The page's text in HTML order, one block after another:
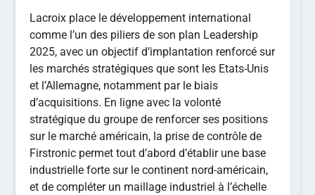
Lacroix place le développement international
comme l’un des piliers de son plan Leadership
2025, avec un objectif d’implantation renforcé sur
les marchés stratégiques que sont les Etats-Unis
et l’Allemagne, notamment par le biais
d’acquisitions. En ligne avec la volonté
stratégique du groupe de renforcer ses positions
sur le marché américain, la prise de contrôle de
Firstronic permet tout d’abord d’établir une base
industrielle forte sur le continent nord-américain,
et de compléter un maillage industriel à l’échelle